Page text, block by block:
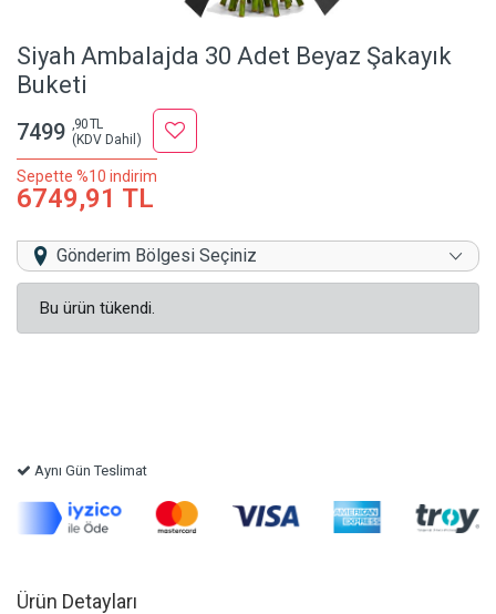
Siyah Ambalajda 30 Adet Beyaz Şakayık
Buketi
7499 ,90 TL
(KDV Dahil)
Sepette %10 indirim
6749,91 TL
Gönderim Bölgesi Seçiniz
Bu ürün tükendi.
Aynı Gün Teslimat
Ürün Detayları